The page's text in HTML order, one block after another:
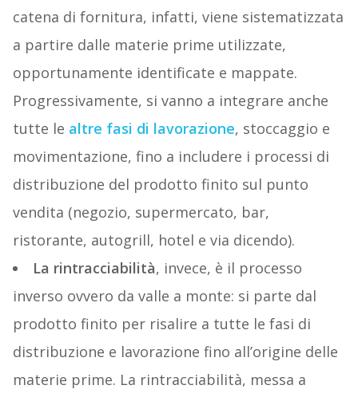
catena di fornitura, infatti, viene sistematizzata
a partire dalle materie prime utilizzate,
opportunamente identificate e mappate.
Progressivamente, si vanno a integrare anche
tutte le altre fasi di lavorazione, stoccaggio e
movimentazione, fino a includere i processi di
distribuzione del prodotto finito sul punto
vendita (negozio, supermercato, bar,
ristorante, autogrill, hotel e via dicendo).
La rintracciabilità, invece, è il processo
inverso ovvero da valle a monte: si parte dal
prodotto finito per risalire a tutte le fasi di
distribuzione e lavorazione fino all’origine delle
materie prime. La rintracciabilità, messa a